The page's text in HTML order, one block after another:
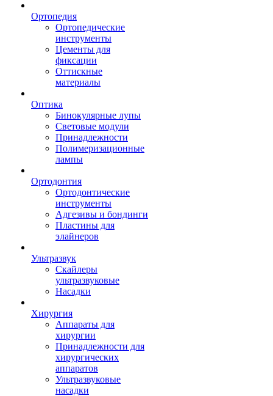
Ортопедия
Ортопедические
инструменты
Цементы для
фиксации
Оттискные
материалы
Оптика
Бинокулярные лупы
Световые модули
Принадлежности
Полимеризационные
лампы
Ортодонтия
Ортодонтические
инструменты
Адгезивы и бондинги
Пластины для
элайнеров
Ультразвук
Скайлеры
ультразвуковые
Насадки
Хирургия
Аппараты для
хирургии
Принадлежности для
хирургических
аппаратов
Ультразвуковые
насадки